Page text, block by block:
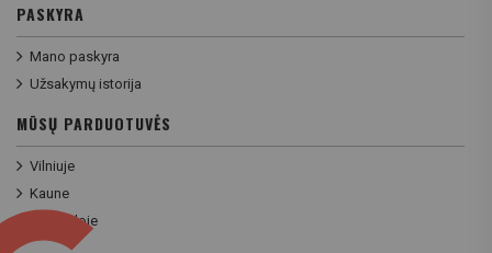
PASKYRA
Mano paskyra
Užsakymų istorija
MŪSŲ PARDUOTUVĖS
Vilniuje
Kaune
Klaipėdoje